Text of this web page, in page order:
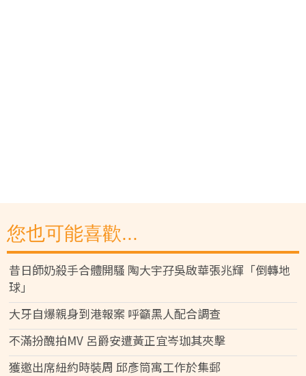
您也可能喜歡...
昔日師奶殺手合體開騷 陶大宇孖吳啟華張兆輝「倒轉地
球」
大牙自爆親身到港報案 呼籲黑人配合調查
不滿扮醜拍MV 呂爵安遭黃正宜岑珈其夾擊
獲邀出席紐約時裝周 邱彥筒寓工作於集郵